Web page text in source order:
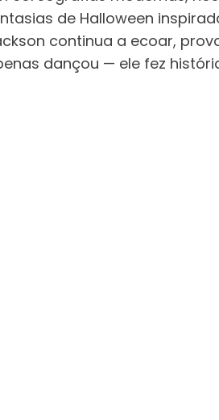
de Halloween
continua a ecoar,
dançou — ele fez